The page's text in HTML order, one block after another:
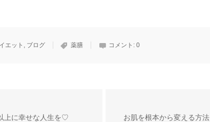
エット , ブログ 薬膳 コメント: 0
上に幸せな人生を♡ お肌を根本から変える方法